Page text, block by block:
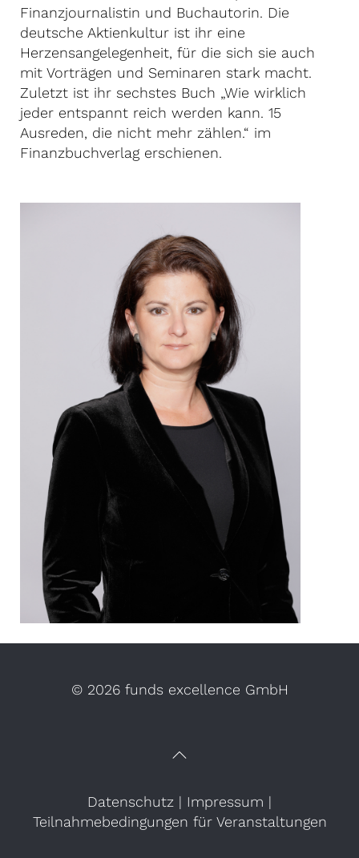
Finanzjournalistin und Buchautorin. Die
deutsche Aktienkultur ist ihr eine
Herzensangelegenheit, für die sich sie auch
mit Vorträgen und Seminaren stark macht.
Zuletzt ist ihr sechstes Buch „Wie wirklich
jeder entspannt reich werden kann. 15
Ausreden, die nicht mehr zählen.“ im
Finanzbuchverlag erschienen.
© 2026 funds excellence GmbH
Datenschutz | Impressum |
Teilnahmebedingungen für Veranstaltungen